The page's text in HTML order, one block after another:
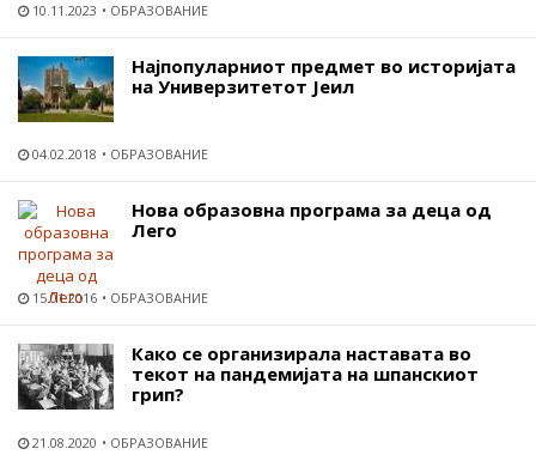
10.11.2023 ОБРАЗОВАНИЕ
Најпопуларниот предмет во историјата
на Универзитетот Јеил
04.02.2018 ОБРАЗОВАНИЕ
Нова образовна програма за деца од
Лего
15.01.2016 ОБРАЗОВАНИЕ
Како се организирала наставата во
текот на пандемијата на шпанскиот
грип?
21.08.2020 ОБРАЗОВАНИЕ